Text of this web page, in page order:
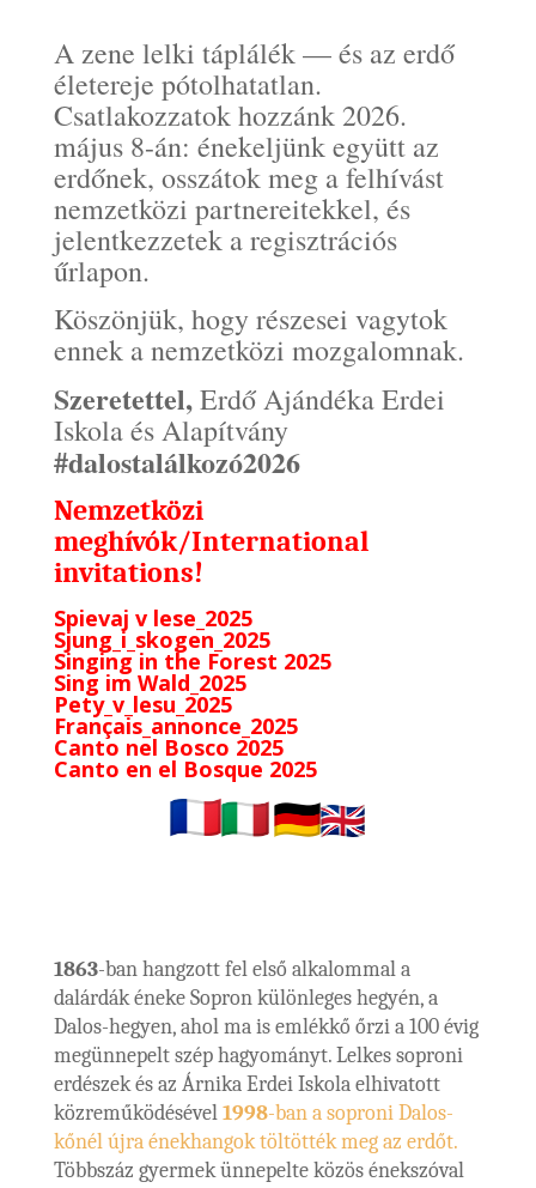
A zene lelki táplálék — és az erdő
életereje pótolhatatlan.
Csatlakozzatok hozzánk 2026.
május 8-án: énekeljünk együtt az
erdőnek, osszátok meg a felhívást
nemzetközi partnereitekkel, és
jelentkezzetek a regisztrációs
űrlapon.
Köszönjük, hogy részesei vagytok
ennek a nemzetközi mozgalomnak.
Szeretettel,Erdő Ajándéka Erdei
Iskola és Alapítvány
#dalostalálkozó2026
Nemzetközi
meghívók/International
invitations!
Spievaj v lese_2025
Sjung_i_skogen_2025
Singing in the Forest 2025
Sing im Wald_2025
Pety_v_lesu_2025
Français_annonce_2025
Canto nel Bosco 2025
Canto en el Bosque 2025
1863-ban hangzott fel első alkalommal a
dalárdák éneke Sopron különleges hegyén, a
Dalos-hegyen, ahol ma is emlékkő őrzi a 100 évig
megünnepelt szép hagyományt. Lelkes soproni
erdészek és az Árnika Erdei Iskola elhivatott
közreműködésével1998-ban a soproni Dalos-
kőnél újra énekhangok töltötték meg az erdőt.
Többszáz gyermek ünnepelte közös énekszóval